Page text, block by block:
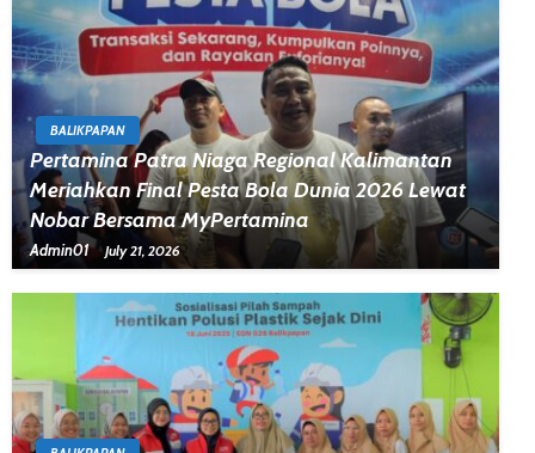
BALIKPAPAN
Pertamina Patra Niaga Regional Kalimantan
Meriahkan Final Pesta Bola Dunia 2026 Lewat
Nobar Bersama MyPertamina
Admin01 July 21, 2026